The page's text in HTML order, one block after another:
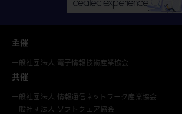
主催
一般社団法人 電子情報技術産業協会
共催
一般社団法人 情報通信ネットワーク産業協会
一般社団法人 ソフトウェア協会